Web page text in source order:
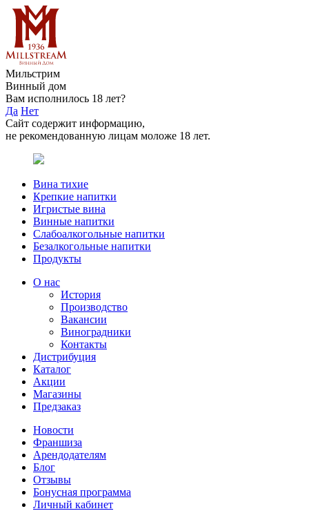
Мильстрим
Винный дом
Вам исполнилось 18 лет?
Да Нет
Сайт содержит информацию,
не рекомендованную лицам моложе 18 лет.
Вина тихие
Крепкие напитки
Игристые вина
Винные напитки
Слабоалкогольные напитки
Безалкогольные напитки
Продукты
О нас
История
Производство
Вакансии
Виноградники
Контакты
Дистрибуция
Каталог
Акции
Магазины
Предзаказ
Новости
Франшиза
Арендодателям
Блог
Отзывы
Бонусная программа
Личный кабинет